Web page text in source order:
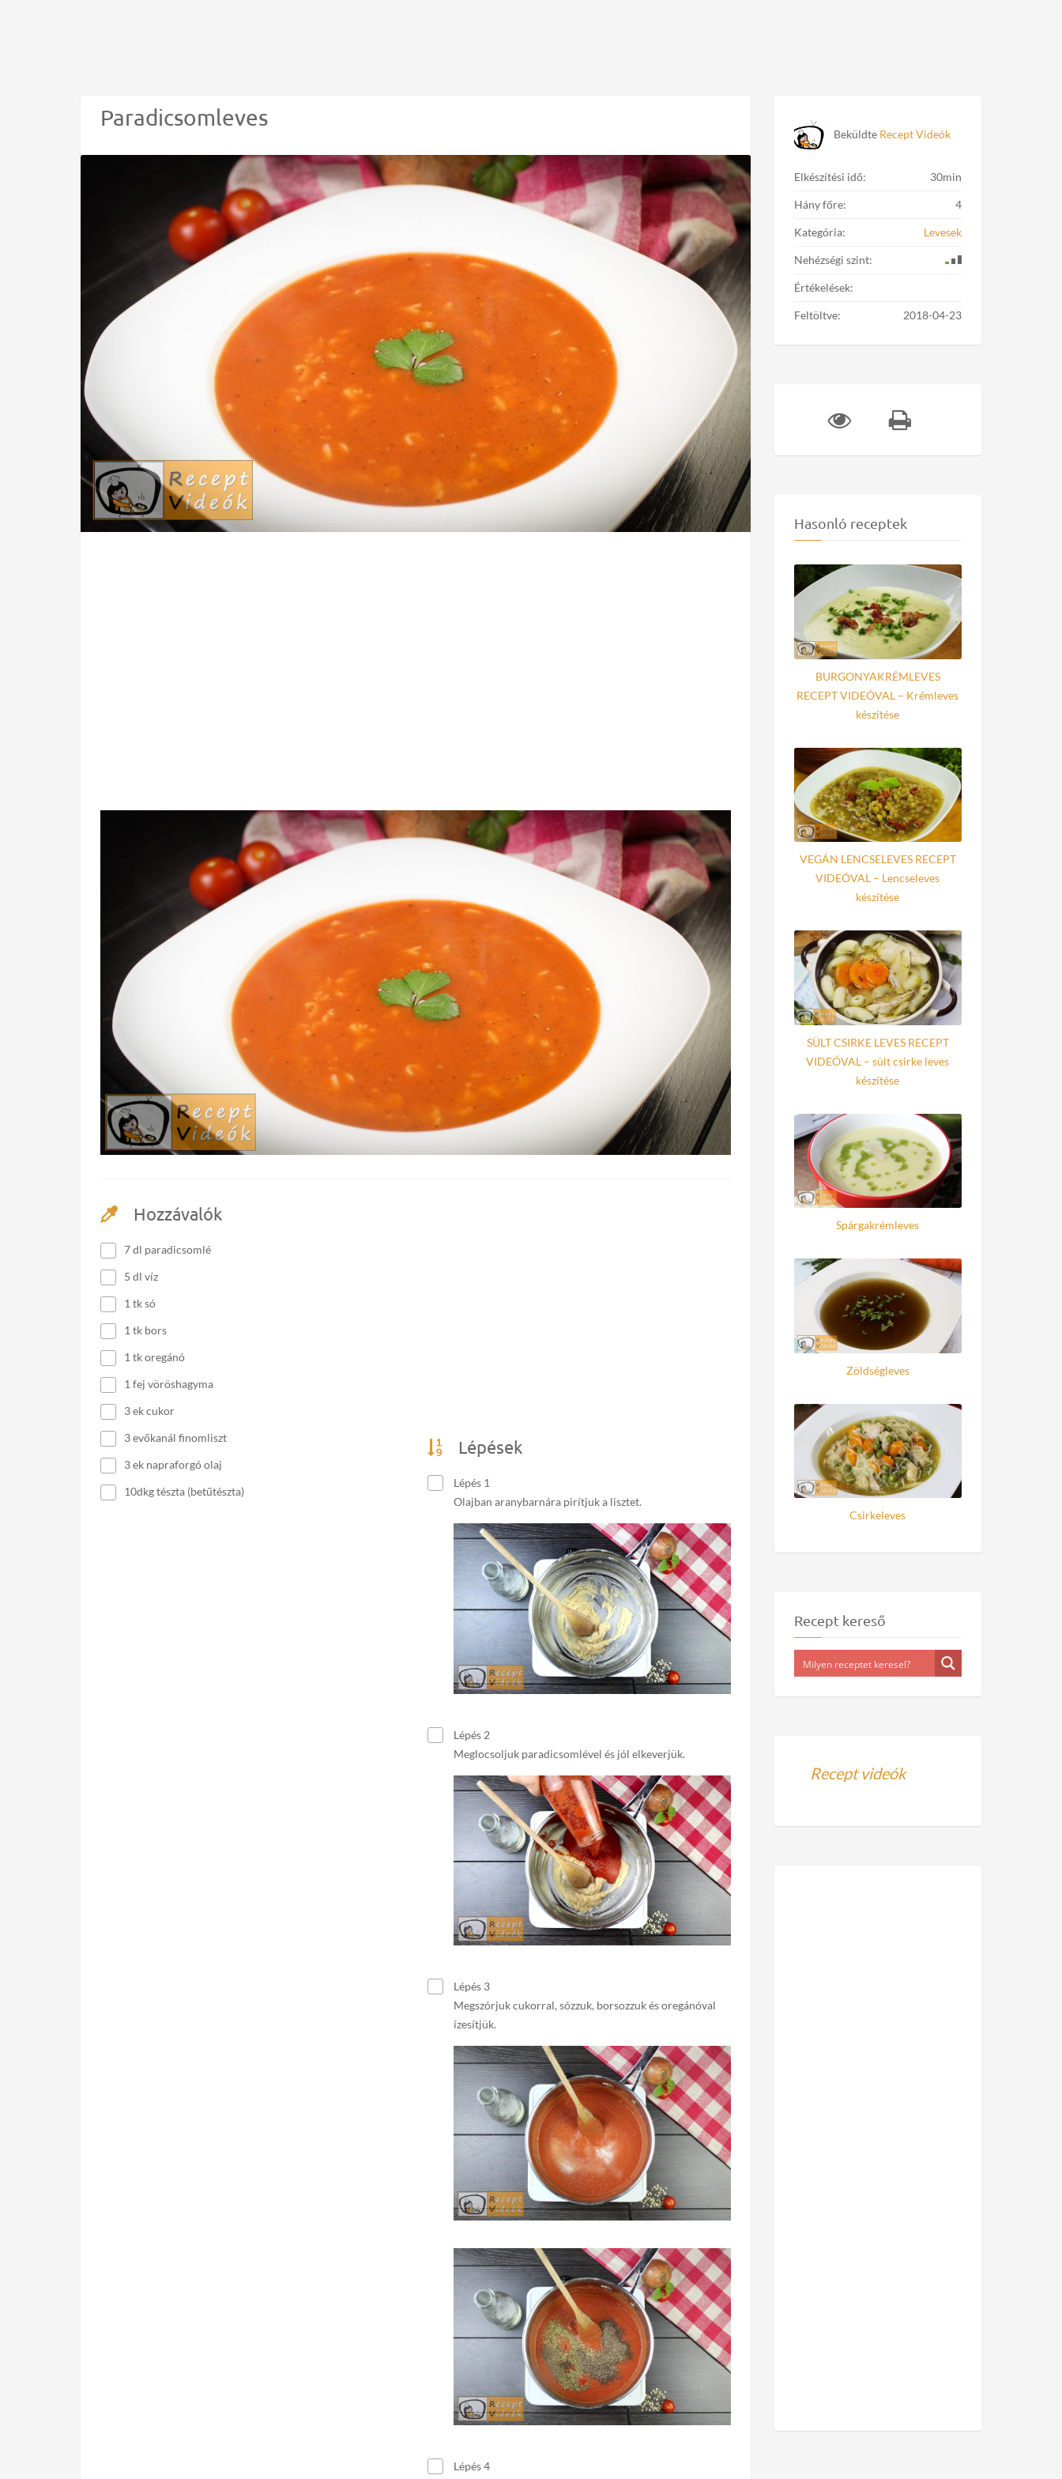
Paradicsomleves
Hozzávalók
7 dl paradicsomlé
5 dl víz
1 tk só
1 tk bors
1 tk oregánó
1 fej vöröshagyma
3 ek cukor
3 evőkanál finomliszt
3 ek napraforgó olaj
10dkg tészta (betűtészta)
Lépések
Lépés 1
Olajban aranybarnára pirítjuk a lisztet.
Lépés 2
Meglocsoljuk paradicsomlével és jól elkeverjük.
Lépés 3
Megszórjuk cukorral, sózzuk, borsozzuk és oregánóval
ízesítjük.
Lépés 4
Beküldte Recept Videók
Elkészítési idő: 30min
Hány főre: 4
Kategória: Levesek
Nehézségi szint:
Értékelések:
Feltöltve: 2018-04-23
Hasonló receptek
BURGONYAKRÉMLEVES
RECEPT VIDEÓVAL – Krémleves
készítése
VEGÁN LENCSELEVES RECEPT
VIDEÓVAL – Lencseleves
készítése
SÜLT CSIRKE LEVES RECEPT
VIDEÓVAL – sült csirke leves
készítése
Spárgakrémleves
Zöldségleves
Csirkeleves
Recept kereső
Recept videók